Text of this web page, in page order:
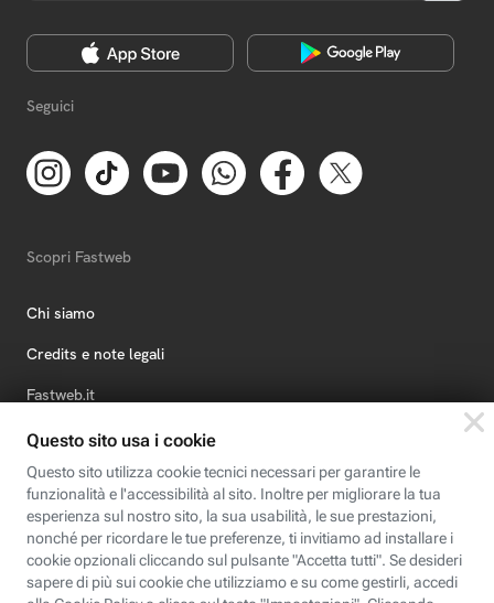
Seguici
Scopri Fastweb
Chi siamo
Credits e note legali
Fastweb.it
Formazione
Fastweb Digital Academy
STEP FuturAbility District